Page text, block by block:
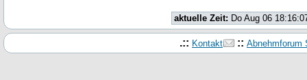
aktuelle Zeit: Do Aug 06
.:: Kontakt :: Abnehmforum